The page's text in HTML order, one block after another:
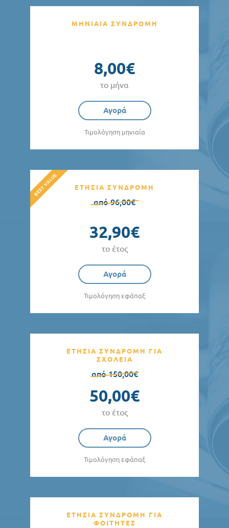
ΜΗΝΙΑΙΑ ΣΥΝΔΡΟΜΗ
8,00€
το μήνα
Αγορά
Τιμολόγηση μηνιαία
ΕΤΗΣΙΑ ΣΥΝΔΡΟΜΗ
από 96,00€
32,90€
το έτος
Αγορά
Τιμολόγηση εφάπαξ
ΕΤΗΣΙΑ ΣΥΝΔΡΟΜΗ ΓΙΑ
ΣΧΟΛΕΙΑ
από 150,00€
50,00€
το έτος
Αγορά
Τιμολόγηση εφάπαξ
ΕΤΗΣΙΑ ΣΥΝΔΡΟΜΗ ΓΙΑ
ΦΟΙΤΗΤΕΣ